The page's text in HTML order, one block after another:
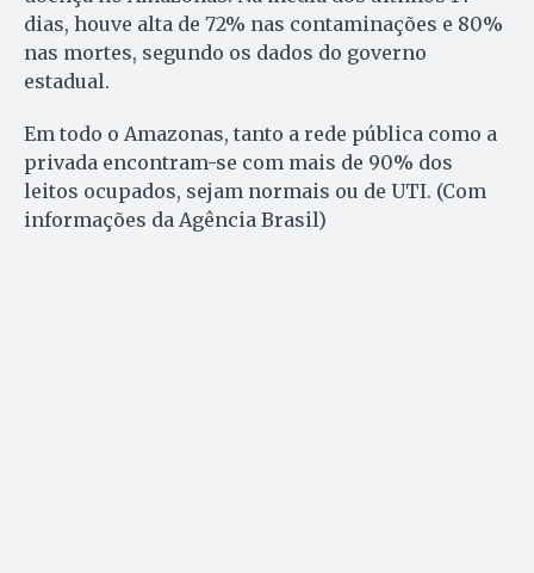
dias, houve alta de 72% nas contaminações e 80%
nas mortes, segundo os dados do governo
estadual.
Em todo o Amazonas, tanto a rede pública como a
privada encontram-se com mais de 90% dos
leitos ocupados, sejam normais ou de UTI. (Com
informações da Agência Brasil)